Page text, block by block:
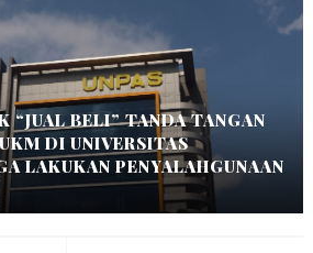
“JUAL BELI” TANDA TANGAN
DI UNIVERSITAS
LAKUKAN PENYALAHGUNAAN